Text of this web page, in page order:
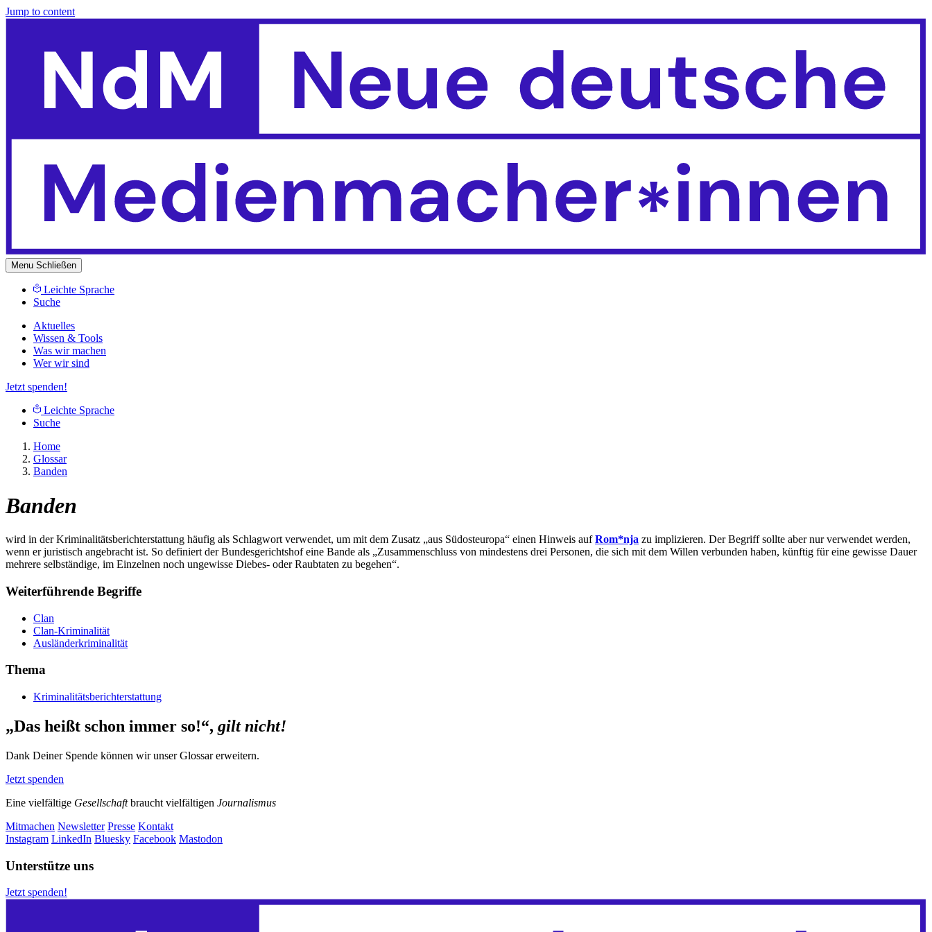
Jump to content
Menu Schließen
Leichte Sprache
Suche
Aktuelles
Wissen & Tools
Was wir machen
Wer wir sind
Jetzt spenden!
Leichte Sprache
Suche
Home
Glossar
Banden
Banden
wird in der Kriminalitätsberichterstattung häufig als Schlagwort verwendet, um mit dem Zusatz „aus Südosteuropa“ einen Hinweis aufRom*nja zu implizieren. Der Begriff sollte aber nur verwendet werden,
wenn er juristisch angebracht ist. So definiert der Bundesgerichtshof eine Bande als „Zusammenschluss von mindestens drei Personen, die sich mit dem Willen verbunden haben, künftig für eine gewisse Dauer
mehrere selbständige, im Einzelnen noch ungewisse Diebes- oder Raubtaten zu begehen“.
Weiterführende Begriffe
Clan
Clan-Kriminalität
Ausländerkriminalität
Thema
Kriminalitätsberichterstattung
„Das heißt schon immer so!“, gilt nicht!
Dank Deiner Spende können wir unser Glossar erweitern.
Jetzt spenden
Eine vielfältige Gesellschaftbraucht vielfältigen Journalismus
Mitmachen Newsletter Presse Kontakt
Instagram LinkedIn Bluesky Facebook Mastodon
Unterstütze uns
Jetzt spenden!